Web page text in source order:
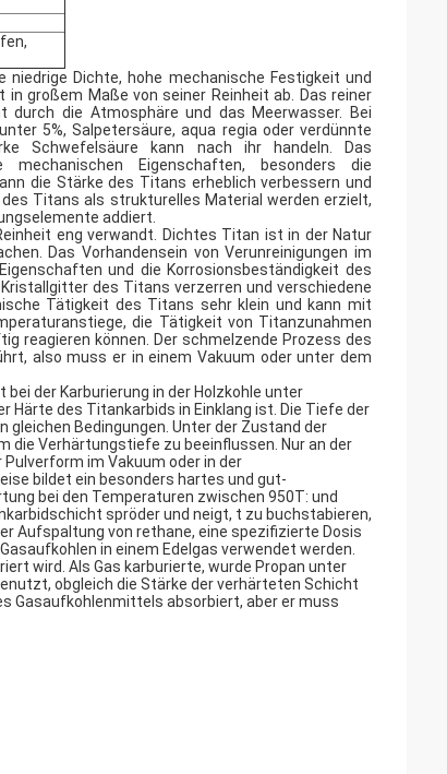
Dichte, hohe mechanische Festigkeit und
großem Maße von seiner Reinheit ab. Das reiner
die Atmosphäre und das Meerwasser. Bei
5%, Salpetersäure, aqua regia oder verdünnte
Schwefelsäure kann nach ihr handeln. Das
Eigenschaften, besonders die
die Stärke des Titans erheblich verbessern und
Titans als strukturelles Material werden erzielt,
addiert.
eng verwandt. Dichtes Titan ist in der Natur
Das Vorhandensein von Verunreinigungen im
und die Korrosionsbeständigkeit des
des Titans verzerren und verschiedene
Tätigkeit des Titans sehr klein und kann mit
die Tätigkeit von Titanzunahmen
reagieren können. Der schmelzende Prozess des
also muss er in einem Vakuum oder unter dem
der Karburierung in der Holzkohle unter
Härte des Titankarbids in Einklang ist. Die Tiefe der
Bedingungen. Unter der Zustand der
Verhärtungstiefe zu beeinflussen. Nur an der
im Vakuum oder in der
bildet ein besonders hartes und gut-
bei den Temperaturen zwischen 950T: und
spröder und neigt, t zu buchstabieren,
Aufspaltung von rethane, eine spezifizierte Dosis
in einem Edelgas verwendet werden.
wird. Als Gas karburierte, wurde Propan unter
obgleich die Stärke der verhärteten Schicht
Gasaufkohlenmittels absorbiert, aber er muss